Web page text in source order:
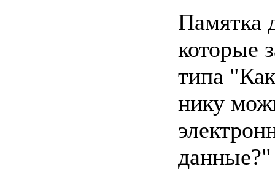
Памятка
которые
типа
нику
данные?"